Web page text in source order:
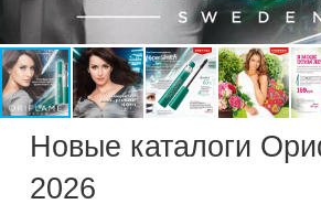
Новые каталоги
2026